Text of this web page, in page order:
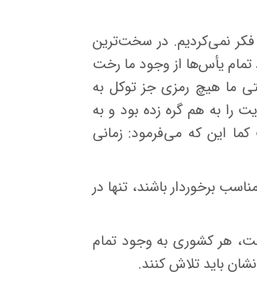
نمی‌کردیم. در سخت‌ترین
تمام یأس‌ها از وجود ما رخت
ما هیچ رمزی جز توکل به
را به هم گره زده بود و به
این که می‌فرمود: زمانی
برخوردار باشند، تنها در
هر کشوری به وجود تمام
باید تلاش کنند.